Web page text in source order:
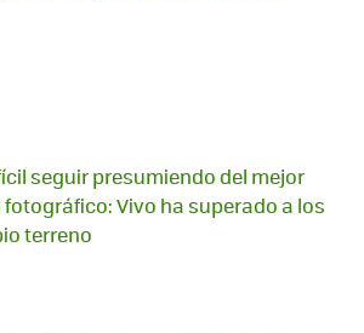
seguir presumiendo del mejor
Vivo ha superado a los
terreno